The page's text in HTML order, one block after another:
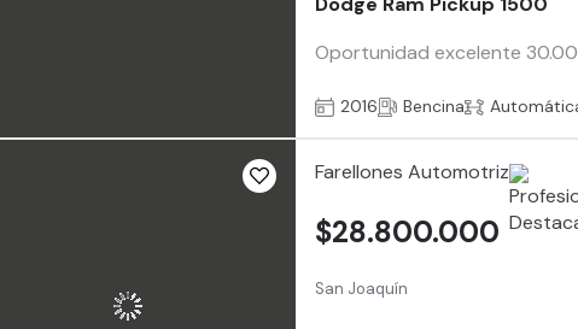
Oportunidad excelente
2016 Bencina
Farellones Automotriz
San Joaquín
$28.800.000